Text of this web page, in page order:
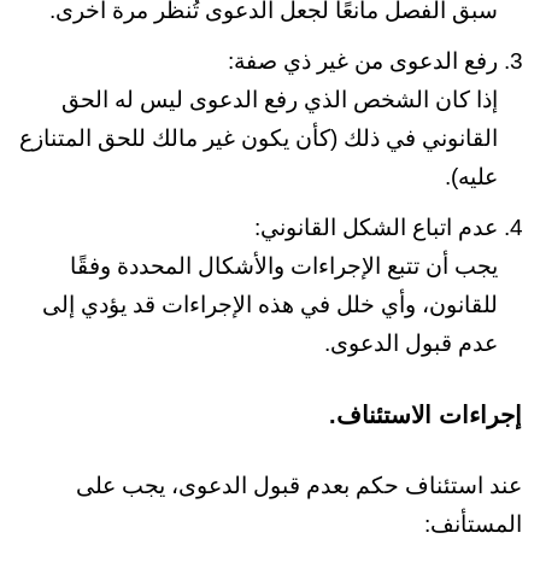
سبق الفصل مانعًا لجعل الدعوى تُنظر مرة أخرى.
رفع الدعوى من غير ذي صفة:
إذا كان الشخص الذي رفع الدعوى ليس له الحق
القانوني في ذلك (كأن يكون غير مالك للحق المتنازع
عليه).
عدم اتباع الشكل القانوني:
يجب أن تتبع الإجراءات والأشكال المحددة وفقًا
للقانون، وأي خلل في هذه الإجراءات قد يؤدي إلى
عدم قبول الدعوى.
إجراءات الاستئناف.
عند استئناف حكم بعدم قبول الدعوى، يجب على
المستأنف: